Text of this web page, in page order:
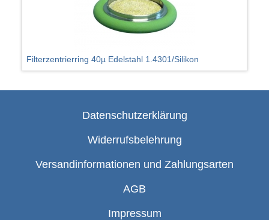
Filterzentrierring 40µ Edelstahl 1.4301/Silikon
Datenschutzerklärung
Widerrufsbelehrung
Versandinformationen und Zahlungsarten
AGB
Impressum